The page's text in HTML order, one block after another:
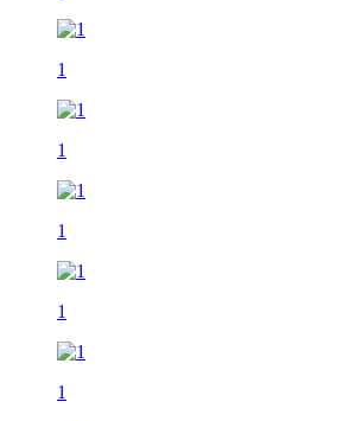
1
1
1
1
1